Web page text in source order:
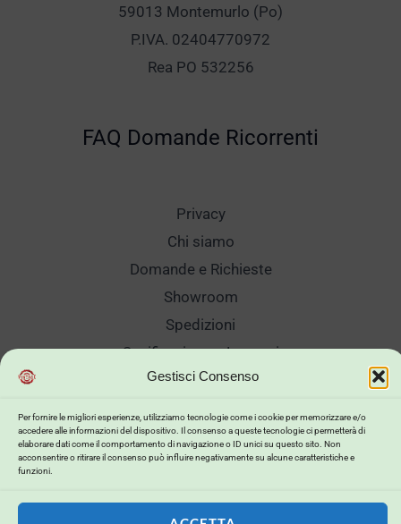
Gestisci Consenso
Per fornire le migliori esperienze, utilizziamo tecnologie come i cookie per memorizzare e/o
accedere alle informazioni del dispositivo. Il consenso a queste tecnologie ci permetterà di
elaborare dati come il comportamento di navigazione o ID unici su questo sito. Non
acconsentire o ritirare il consenso può influire negativamente su alcune caratteristiche e
funzioni.
59013 Montemurlo (Po)
P.IVA. 02404770972
Rea PO 532256
FAQ Domande Ricorrenti
Privacy
Chi siamo
Domande e Richieste
Showroom
Spedizioni
Sanificazione e Lavaggi
Reso Cambio Merce
My Account